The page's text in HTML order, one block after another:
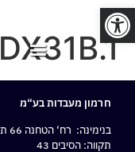
פתח סרגל נגישות
DX31B.1
חרמון מעבדות בע“מ
בנימינה: רח‘ הטחנה 66 ת.ד 23 מיקוד 3055001,
תקווה: הסיבים 43